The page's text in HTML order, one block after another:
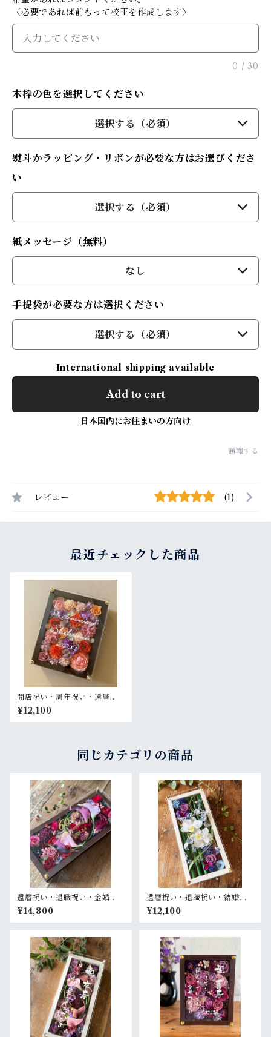
〈必要であれば前もって校正を作成します〉
0 / 30
木枠の色を選択してください
選択する（必須）
熨斗かラッピング・リボンが必要な方はお選びくださ
い
選択する（必須）
紙メッセージ（無料）
なし
手提袋が必要な方は選択ください
選択する（必須）
International shipping available
Add to cart
日本国内にお住まいの方向け
通報する
レビュー (1)
最近チェックした商品
開店祝い・周年祝い・還暦祝
い・両親贈呈品【名入れ】プ
リザーブドフラワーアレンジ
ウッドフレーム 木枠〈パープ
¥12,100
同じカテゴリの商品
還暦祝い・退職祝い・金婚式
祝い・周年祝い【名入れ ゴー
ルド文字】プリザーブドフラ
ワーアレンジ ウッドフレーム
ー〉
¥14,800
還暦祝い・退職祝い・結婚式
両親贈呈品【名入れ】プリザ
ーブドフラワーアレンジ 和風
白木枠ロング〈竹 青紫 〉名入
式両親贈呈品に
¥12,100